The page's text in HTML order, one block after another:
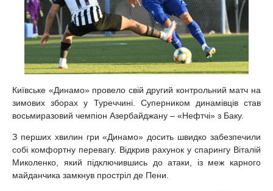
Київське «Динамо» провело свій другий контрольний матч на
зимових зборах у Туреччині. Суперником динамівців став
восьмиразовий чемпіон Азербайджану – «Нефтчі» з Баку.
З перших хвилин гри «Динамо» досить швидко забезпечили
собі комфортну перевагу. Відкрив рахунок у спарингу Віталій
Миколенко, який підключившись до атаки, із меж карного
майданчика замкнув простріл де Пени.